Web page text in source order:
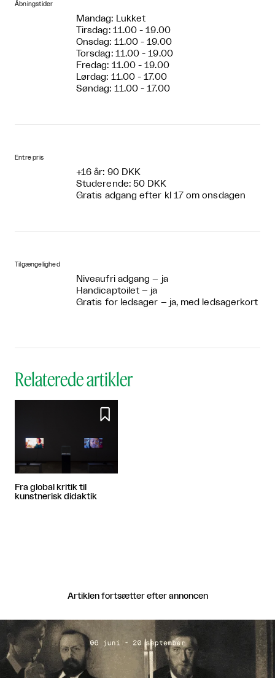
Åbningstider
Mandag: Lukket
Tirsdag: 11.00 - 19.00
Onsdag: 11.00 - 19.00
Torsdag: 11.00 - 19.00
Fredag: 11.00 - 19.00
Lørdag: 11.00 - 17.00
Søndag: 11.00 - 17.00
Entre pris
+16 år: 90 DKK
Studerende: 50 DKK
Gratis adgang efter kl 17 om onsdagen
Tilgængelighed
Niveaufri adgang – ja
Handicaptoilet – ja
Gratis for ledsager – ja, med ledsagerkort
Relaterede artikler

Fra global kritik til
kunstnerisk didaktik
Artiklen fortsætter efter annoncen